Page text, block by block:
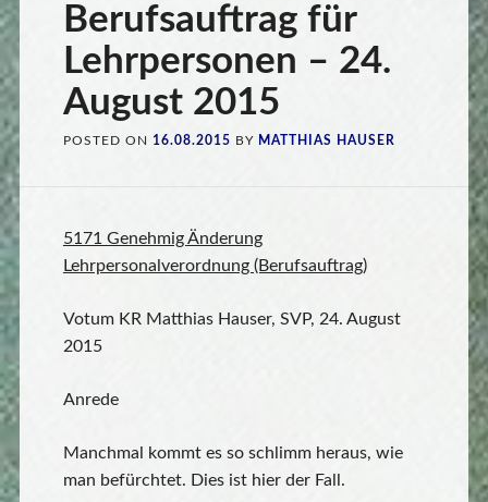
Berufsauftrag für
Lehrpersonen – 24.
August 2015
POSTED ON 16.08.2015 BY MATTHIAS HAUSER
5171 GenehmigÄnderung
Lehrpersonalverordnung (Berufsauftrag)
Votum KR Matthias Hauser, SVP, 24. August
2015
Anrede
Manchmal kommt es so schlimm heraus, wie
man befürchtet. Dies ist hier der Fall.